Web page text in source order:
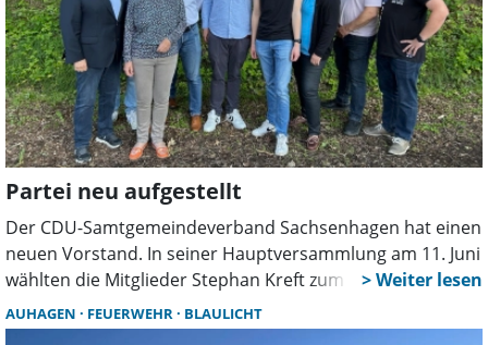
Partei neu aufgestellt
Der CDU-Samtgemeindeverband Sachsenhagen hat einen
neuen Vorstand. In seiner Hauptversammlung am 11. Juni
wählten die Mitglieder Stephan Kreft zum neuen
Vorsitzenden. Er machte deutlich, dass ihm vor allem die
enge Kommunikation vor Ort am Herzen liegt.
AUHAGEN FEUERWEHR BLAULICHT